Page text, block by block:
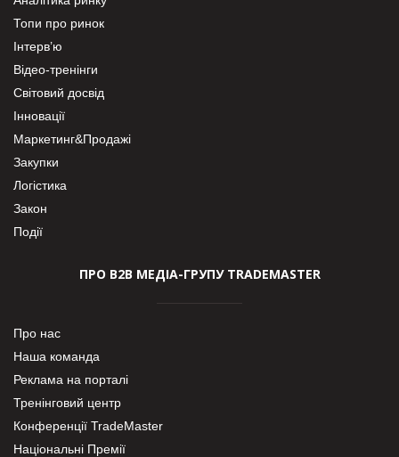
Топи про ринок
Інтерв’ю
Відео-тренінги
Світовий досвід
Інновації
Маркетинг&Продажі
Закупки
Логістика
Закон
Події
ПРО В2В МЕДІА-ГРУПУ TRADEMASTER
Про нас
Наша команда
Реклама на порталі
Тренінговий центр
Конференції TradeMaster
Національні Премії